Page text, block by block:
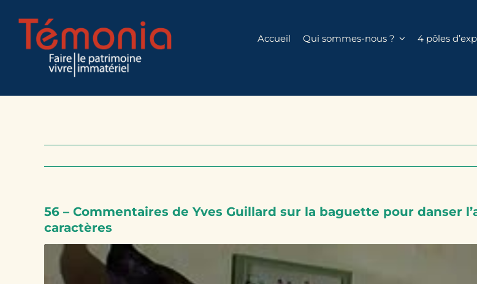
content
Accueil Qui sommes-nous ? 4 pôles
56 – Commentaires de Yves Guillard sur la baguette pour danser
caractères